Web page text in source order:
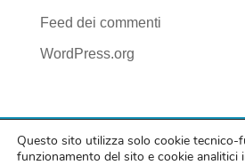
Feed dei commenti
WordPress.org
© Svs Area Tenda di Silvia
Questo sito utilizza solo cookie tecnico-
funzionamento del sito e cookie analitici